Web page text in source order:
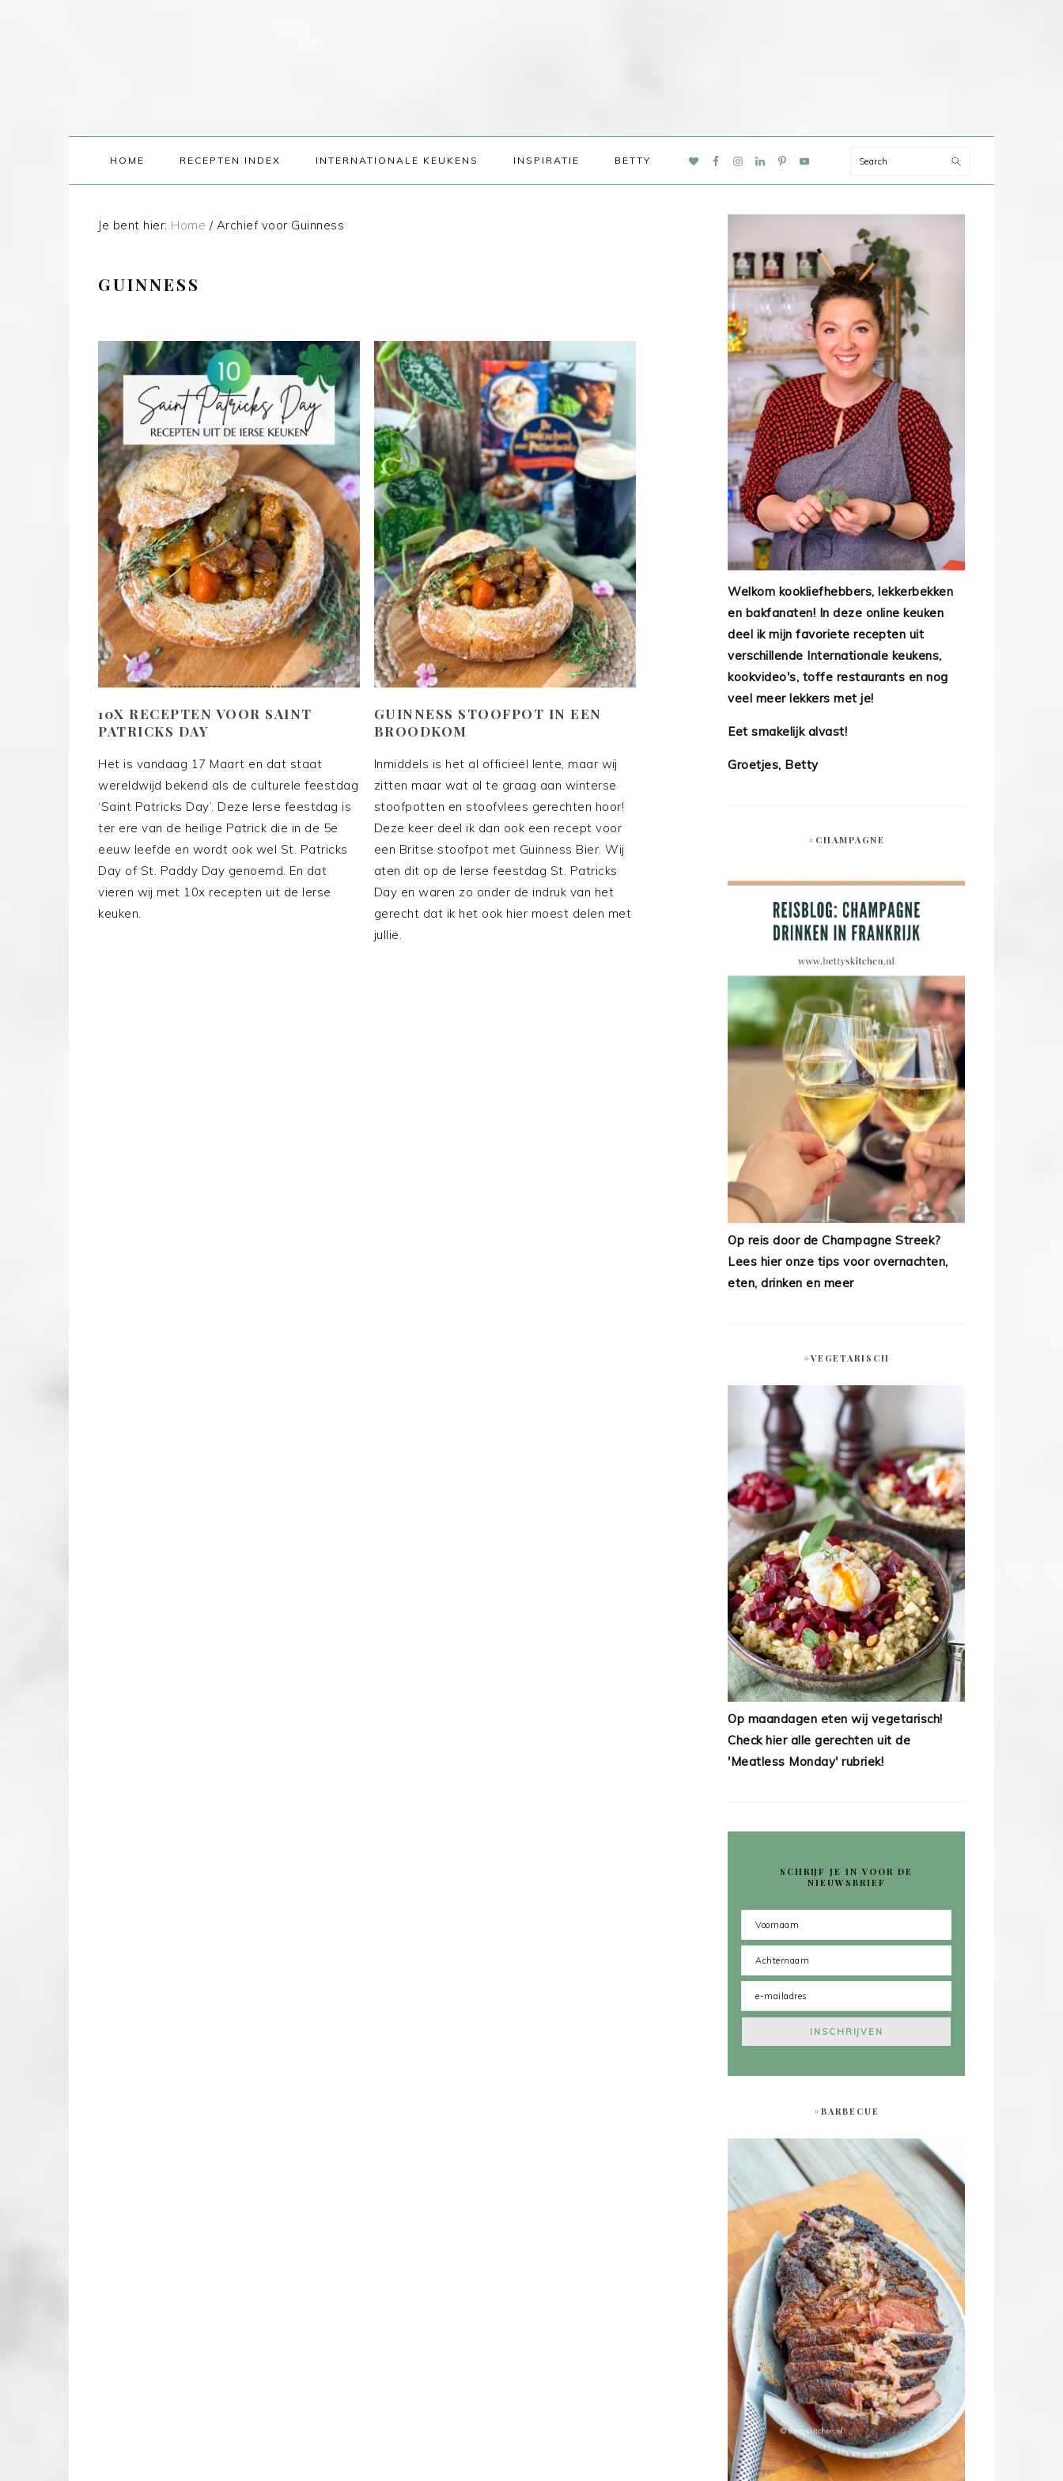
HOME RECEPTEN INDEX INTERNATIONALE KEUKENS INSPIRATIE BETTY
NAV
Search
Je bent hier: Home /Archief voor Guinness
GUINNESS
10X RECEPTEN VOOR SAINT
PATRICKS DAY
Het is vandaag 17 Maart en dat staat
wereldwijd bekend als de culturele feestdag
‘Saint Patricks Day’. Deze Ierse feestdag is
ter ere van de heilige Patrick die in de 5e
eeuw leefde en wordt ook wel St. Patricks
Day of St. Paddy Day genoemd. En dat
vieren wij met 10x recepten uit de Ierse
keuken.
GUINNESS STOOFPOT IN EEN
BROODKOM
Inmiddels is het al officieel lente, maar wij
zitten maar wat al te graag aan winterse
stoofpotten en stoofvlees gerechten hoor!
Deze keer deel ik dan ook een recept voor
een Britse stoofpot met Guinness Bier. Wij
aten dit op de Ierse feestdag St. Patricks
Day en waren zo onder de indruk van het
gerecht dat ik het ook hier moest delen met
jullie.
Welkom kookliefhebbers, lekkerbekken
en bakfanaten! In deze online keuken
deel ik mijn favoriete recepten uit
verschillende Internationale keukens,
kookvideo's, toffe restaurants en nog
veel meer lekkers met je!
Eet smakelijk alvast!
Groetjes, Betty
#CHAMPAGNE
Op reis door de Champagne Streek?
Lees hier onze tips voor overnachten,
eten, drinken en meer
#VEGETARISCH
Op maandagen eten wij vegetarisch!
Check hier alle gerechten uit de
'Meatless Monday' rubriek!
SCHRIJF JE IN VOOR DE
NIEUWSBRIEF
#BARBECUE